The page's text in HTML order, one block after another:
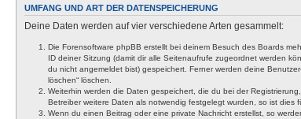
UMFANG UND ART DER DATENSPEICHERUNG
Deine Daten werden auf vier verschiedene Arten gesammelt:
Die Forensoftware phpBB erstellt bei deinem Besuch des Boards
ID deiner Sitzung (damit dir alle Seitenaufrufe zugeordnet werden
du nicht angemeldet bist) gespeichert. Ferner werden deine
löschen“ löschen.
Weiterhin werden die Daten gespeichert, die du bei der
Betreiber weitere Daten als notwendig festgelegt wurden, so ist dies
Wenn du einen Beitrag oder eine private Nachricht erstellst, so